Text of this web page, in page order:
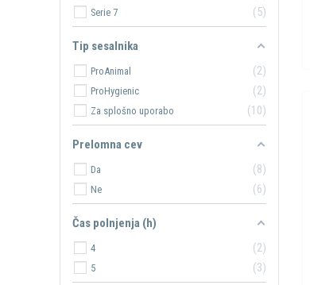
Serie 7 5
Tip sesalnika
ProAnimal 2
ProHygienic 2
Za splošno uporabo 10
Prelomna cev
Da 8
Ne 6
Čas polnjenja (h)
4 2
5 3